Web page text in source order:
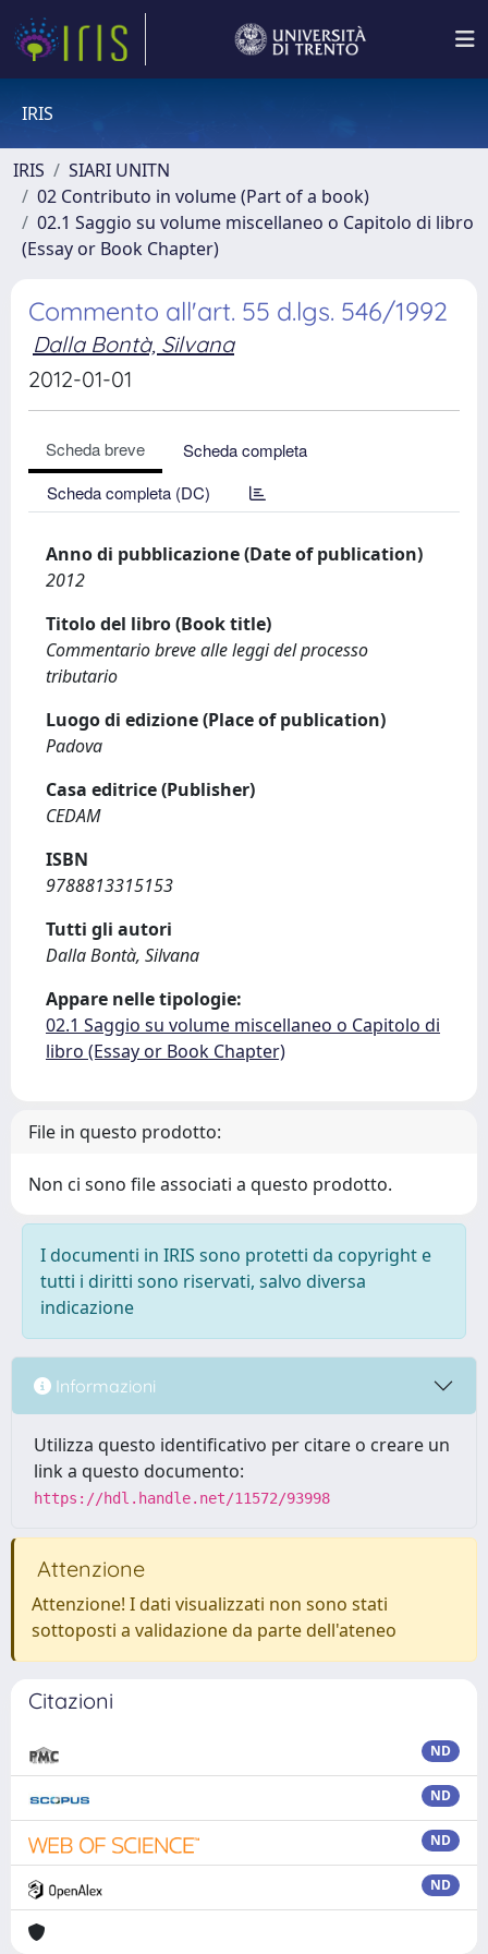
IRIS
IRIS
SIARI UNITN
02 Contributo in volume (Part of a book)
02.1 Saggio su volume miscellaneo o Capitolo di libro
(Essay or Book Chapter)
Commento all'art. 55 d.lgs. 546/1992
Dalla Bontà, Silvana
2012-01-01
Scheda breve
Scheda completa
Scheda completa (DC)
Anno di pubblicazione (Date of publication)
2012
Titolo del libro (Book title)
Commentario breve alle leggi del processo
tributario
Luogo di edizione (Place of publication)
Padova
Casa editrice (Publisher)
CEDAM
ISBN
9788813315153
Tutti gli autori
Dalla Bontà, Silvana
Appare nelle tipologie:
02.1 Saggio su volume miscellaneo o Capitolo di
libro (Essay or Book Chapter)
File in questo prodotto:
Non ci sono file associati a questo prodotto.
I documenti in IRIS sono protetti da copyright e
tutti i diritti sono riservati, salvo diversa
indicazione
Informazioni
Utilizza questo identificativo per citare o creare un
link a questo documento:
https://hdl.handle.net/11572/93998
Attenzione
Attenzione! I dati visualizzati non sono stati
sottoposti a validazione da parte dell'ateneo
Citazioni
ND
ND
ND
ND